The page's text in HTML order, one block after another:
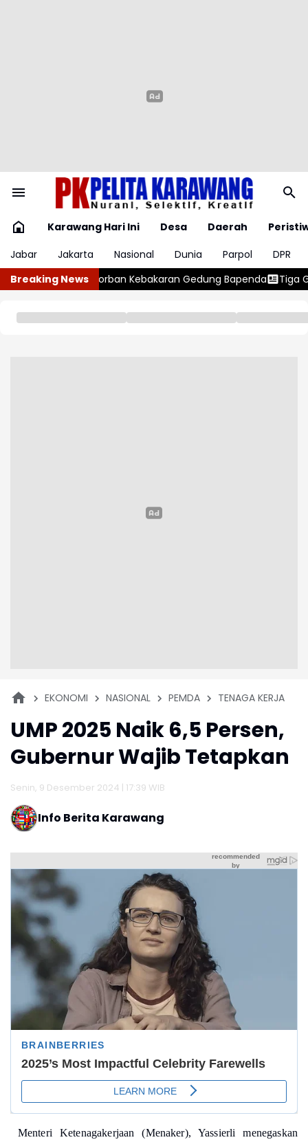
Karawang Hari Ini Desa Daerah
Jabar
Jakarta Nasional Dunia Parpol
DPR
Breaking News
Gedung Bapenda Tiga Gudang Miras Digerebek, Polisi
EKONOMI NASIONAL PEMDA TENAGA KERJA
UMP 2025 Naik 6,5 Persen,
Gubernur Wajib Tetapkan
Senin, 9 Desember 2024 | 17:39 WIB
Info Berita Karawang
Menteri Ketenagakerjaan (Menaker), Yassierli menegaskan